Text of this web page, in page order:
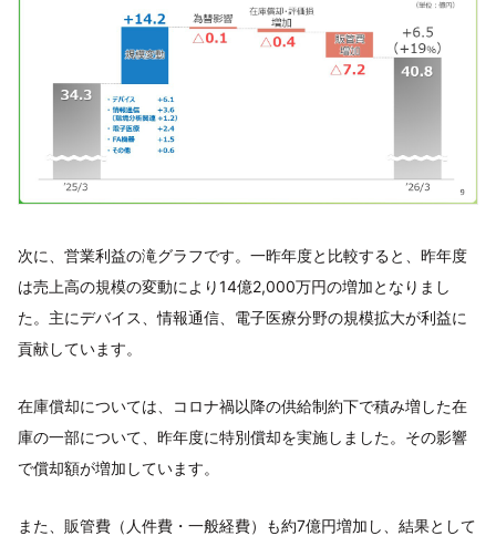
次に、営業利益の滝グラフです。一昨年度と比較すると、昨年度
は売上高の規模の変動により14億2,000万円の増加となりまし
た。主にデバイス、情報通信、電子医療分野の規模拡大が利益に
貢献しています。
在庫償却については、コロナ禍以降の供給制約下で積み増した在
庫の一部について、昨年度に特別償却を実施しました。その影響
で償却額が増加しています。
また、販管費（人件費・一般経費）も約7億円増加し、結果として